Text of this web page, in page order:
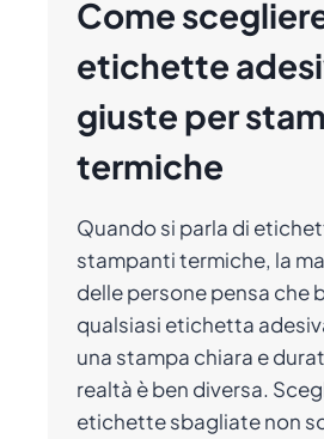
Come
etichette
giuste per
termiche
Quando si parla di
stampanti termiche, la
delle persone pensa che
qualsiasi etichetta
una stampa chiara e
realtà è ben diversa.
etichette sbagliate non